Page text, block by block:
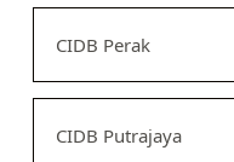
CIDB Perak
CIDB Putrajaya